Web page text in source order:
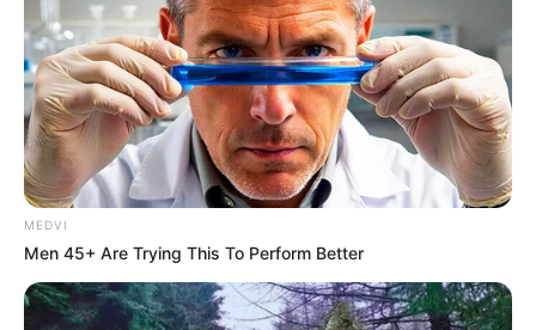
Bridgend, no País de Gales, e teria quebrado dois ossos do
pescoço e um da pelve.
Nossa maravilhosa Miss País de Gales, Darcey Corria, foi
hospitalizada após um acidente de carro perto de Bridgend esta
semana. Ela está no Hospital Universitário do País de Gales sendo
tratada de uma série de ferimentos, incluindo uma pelve quebrada
e duas fraturas nos ossos do pescoço", informou comunicado
Darcey Corria estava se preparando para o Miss Universo,
competição que elege a mulher mais bonita do mundo, com
MEDVI
Men 45+ Are Trying This To Perform Better